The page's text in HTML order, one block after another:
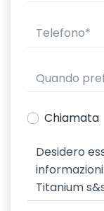
Chiamata